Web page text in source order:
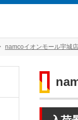
namcoイオンモール宇城店